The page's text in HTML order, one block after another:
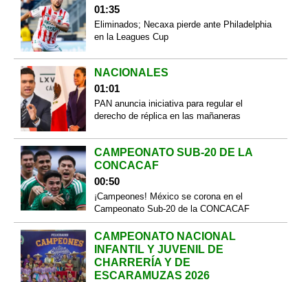
01:35
Eliminados; Necaxa pierde ante Philadelphia
en la Leagues Cup
NACIONALES
01:01
PAN anuncia iniciativa para regular el
derecho de réplica en las mañaneras
CAMPEONATO SUB-20 DE LA
CONCACAF
00:50
¡Campeones! México se corona en el
Campeonato Sub-20 de la CONCACAF
CAMPEONATO NACIONAL
INFANTIL Y JUVENIL DE
CHARRERÍA Y DE
ESCARAMUZAS 2026